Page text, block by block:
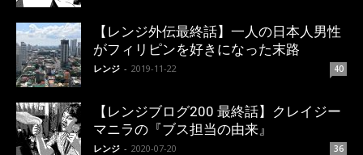
【レンジ外伝最終話】一人の日本人男性
がフィリピンを好きになった末路
レンジ - 2019-11-22 40
【レンジブログ200 最終話】クレイジー
マニラの『ブス担当の由来』
レンジ - 2020-07-20 36